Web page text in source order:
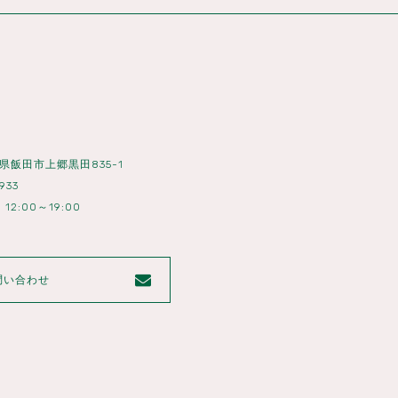
飯田市上郷黒田835-1
12:00～19:00
い合わせ